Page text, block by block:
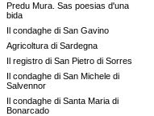
Predu Mura. Sas poesias d'una
bida
Il condaghe di San Gavino
Agricoltura di Sardegna
Il registro di San Pietro di Sorres
Il condaghe di San Michele di
Salvennor
Il condaghe di Santa Maria di
Bonarcado